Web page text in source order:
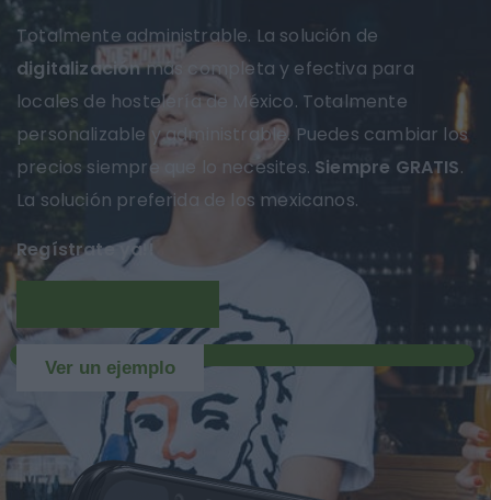
Totalmente administrable. La solución de
digitalizaciónmás completa y efectiva para
locales de hostelería de México. Totalmente
personalizable y administrable. Puedes cambiar los
precios siempre que lo necesites. Siempre GRATIS.
La solución preferida de los mexicanos.
Regístrate ya!!
Ver un ejemplo